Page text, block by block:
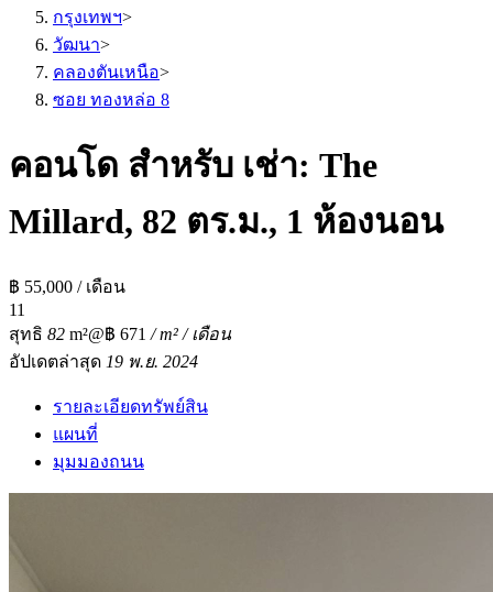
กรุงเทพฯ>
วัฒนา>
คลองตันเหนือ>
ซอย ทองหล่อ 8
คอนโด สำหรับ เช่า: The
Millard, 82 ตร.ม., 1 ห้องนอน
฿ 55,000 / เดือน
11
สุทธิ 82 m²@฿ 671 / m² / เดือน
อัปเดตล่าสุด 19 พ.ย. 2024
รายละเอียดทรัพย์สิน
แผนที่
มุมมองถนน